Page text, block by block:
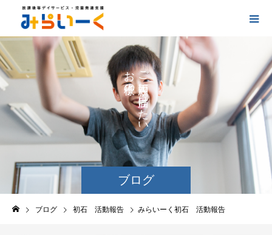
ブログ
ご
に
け
た
い
お
の
の
ブログ 初石 活動報告 みらいーく初石 活動報告